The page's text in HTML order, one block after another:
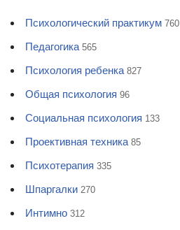
Психологический практикум 760
Педагогика 565
Психология ребенка 827
Общая психология 96
Социальная психология 133
Проективная техника 85
Психотерапия 335
Шпаргалки 270
Интимно 312